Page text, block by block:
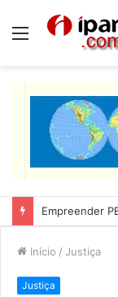
Menu
Início / Justiça
Justiça